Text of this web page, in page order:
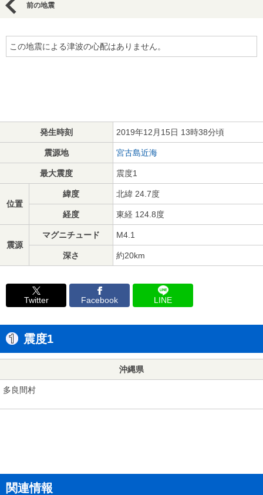
前の地震
この地震による津波の心配はありません。
発生時刻 2019年12月15日 13時38分頃
震源地 宮古島近海
最大震度 震度1
位置
緯度 北緯 24.7度
経度 東経 124.8度
震源
マグニチュード M4.1
深さ 約20km
Twitter Facebook LINE
震度1
沖縄県
多良間村
関連情報